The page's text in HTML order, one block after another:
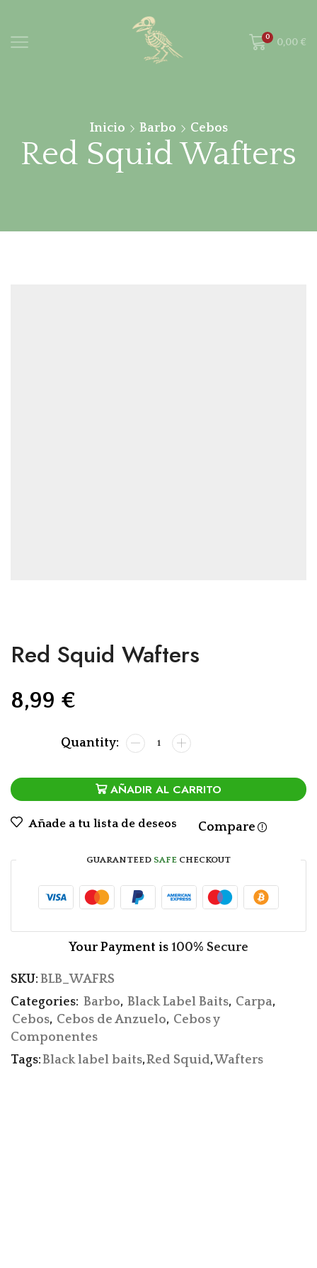
0 0,00 €
Inicio Barbo Cebos
Red Squid Wafters
Red Squid Wafters
8,99 €
AÑADIR AL CARRITO
Añade a tu lista de deseos Compare
GUARANTEED SAFE CHECKOUT
Your Payment is 100% Secure
SKU: BLB_WAFRS
Categories: Barbo, Black Label Baits, Carpa,
Cebos, Cebos de Anzuelo, Cebos y
Componentes
Tags:Black label baits,Red Squid,Wafters